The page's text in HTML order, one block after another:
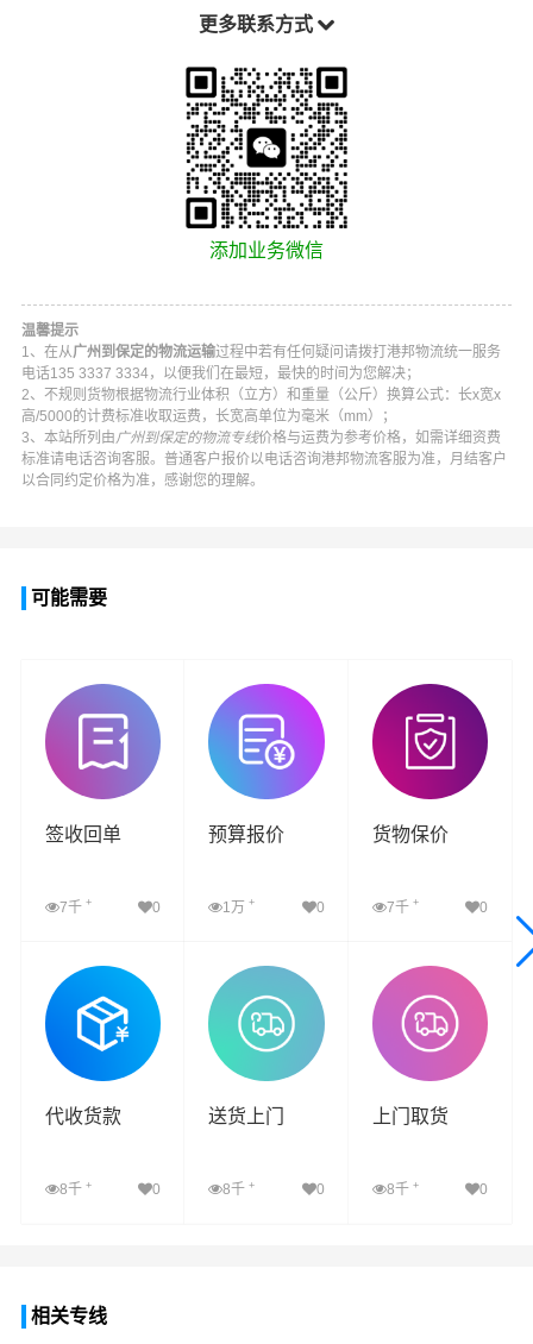
更多联系方式
添加业务微信
温馨提示
1、在从广州到保定的物流运输过程中若有任何疑问请拨打港邦物流统一服务
电话135 3337 3334，以便我们在最短，最快的时间为您解决；
2、不规则货物根据物流行业体积（立方）和重量（公斤）换算公式：长x宽x
高/5000的计费标准收取运费，长宽高单位为毫米（mm）；
3、本站所列由广州到保定的物流专线价格与运费为参考价格，如需详细资费
标准请电话咨询客服。普通客户报价以电话咨询港邦物流客服为准，月结客户
以合同约定价格为准，感谢您的理解。
可能需要
签收回单
7千 + 0
查看详细
预算报价
1万+ 0
查看详细
货物保价
7千 + 0
查看详细
代收货款
8千 + 0
送货上门
8千+ 0
上门取货
8千 + 0
相关专线